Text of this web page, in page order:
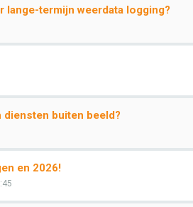
lange-termijn weerdata logging?
diensten buiten beeld?
en 2026!